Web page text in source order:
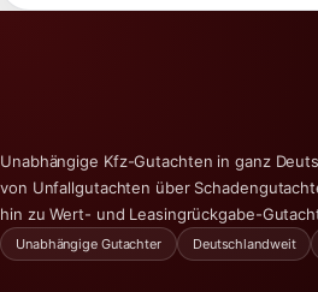
Unabhängige Kfz-Gutachten in ganz
von Unfallgutachten über
hin zu Wert- und Leasingrückgabe-
Unabhängige Gutachter Deutschlandweit